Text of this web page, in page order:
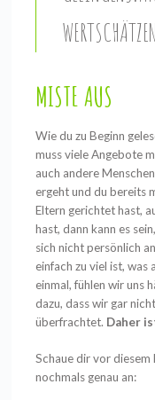
MISTE AUS
Wie du zu Beginn
muss viele Angebote
auch andere
ergeht und du bereits
Eltern gerichtet hast,
hast, dann kann es
sich nicht persönlich
einfach zu viel ist, was
einmal, fühlen wir uns
dazu, dass wir gar
überfrachtet. Daher
Schaue dir vor
nochmals genau an: